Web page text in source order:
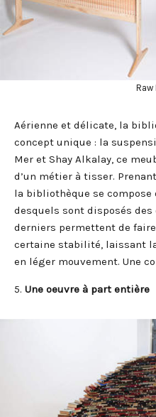
Raw
Aérienne et délicate, la
concept unique : la
Mer et Shay Alkalay, ce
d’un métier à tisser.
la bibliothèque se
desquels sont disposés
derniers permettent de
certaine stabilité, laissant
en léger mouvement. Une
5. Une oeuvre à part entière